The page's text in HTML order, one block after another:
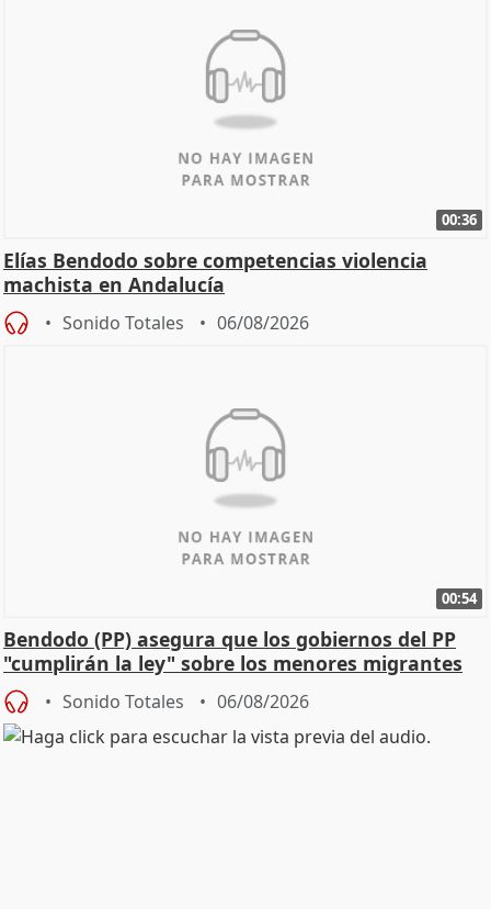
00:36
Elías Bendodo sobre competencias violencia
machista en Andalucía
Sonido Totales 06/08/2026
00:54
Bendodo (PP) asegura que los gobiernos del PP
"cumplirán la ley" sobre los menores migrantes
Sonido Totales 06/08/2026